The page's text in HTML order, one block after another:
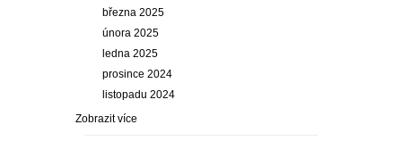
března 2025
února 2025
ledna 2025
prosince 2024
listopadu 2024
Zobrazit více